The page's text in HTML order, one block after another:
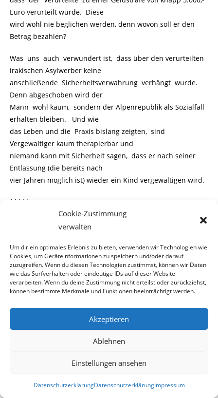
Cookie-Zustimmung
verwalten
Um dir ein optimales Erlebnis zu bieten, verwenden wir Technologien wie
Cookies, um Geräteinformationen zu speichern und/oder darauf
zuzugreifen. Wenn du diesen Technologien zustimmst, können wir Daten
wie das Surfverhalten oder eindeutige IDs auf dieser Website
verarbeiten. Wenn du deine Zustimmung nicht erteilst oder zurückziehst,
können bestimmte Merkmale und Funktionen beeinträchtigt werden.
Akzeptieren
Ablehnen
Einstellungen ansehen
DatenschutzerklärungDatenschutzerklärungImpressum
Euro verurteilt wurde. Diese
wird wohl nie beglichen werden, denn wovon soll er den
Betrag bezahlen?
Was uns auch verwundert ist, dass über den verurteilten
irakischen Asylwerber keine
anschließende Sicherheitsverwahrung verhängt wurde.
Denn abgeschoben wird der
Mann wohl kaum, sondern der Alpenrepublik als Sozialfall
erhalten bleiben. Und wie
das Leben und die Praxis bislang zeigten, sind
Vergewaltiger kaum therapierbar und
niemand kann mit Sicherheit sagen, dass er nach seiner
Entlassung (die bereits nach
vier Jahren möglich ist) wieder ein Kind vergewaltigen wird.
*****
15. Juni 2016
Kriminelle Ausländer haben kein
Recht auf eine Zukunft in
Warum dürfen ausländische